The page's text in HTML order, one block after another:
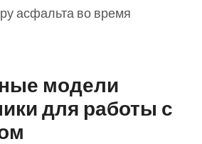
асфальта во время
модели
для работы с